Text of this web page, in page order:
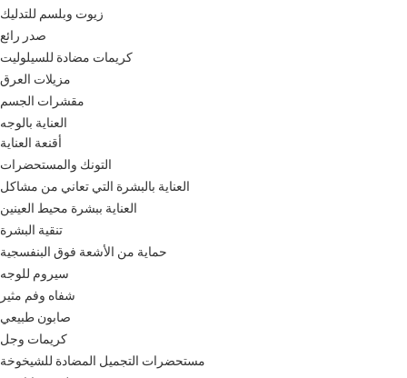
زيوت وبلسم للتدليك
صدر رائع
كريمات مضادة للسيلوليت
مزيلات العرق
مقشرات الجسم
العناية بالوجه
أقنعة العناية
التونك والمستحضرات
العناية بالبشرة التي تعاني من مشاكل
العناية ببشرة محيط العينين
تنقية البشرة
حماية من الأشعة فوق البنفسجية
سيروم للوجه
شفاه وفم مثير
صابون طبيعي
كريمات وجل
مستحضرات التجميل المضادة للشيخوخة